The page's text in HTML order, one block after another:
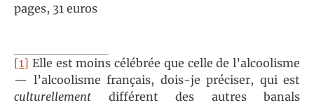
pages, 31 euros
[1] Elle est moins célébrée que celle de l’alcoolisme
— l’alcoolisme français, dois-je préciser, qui est
culturellement différent des autres banals